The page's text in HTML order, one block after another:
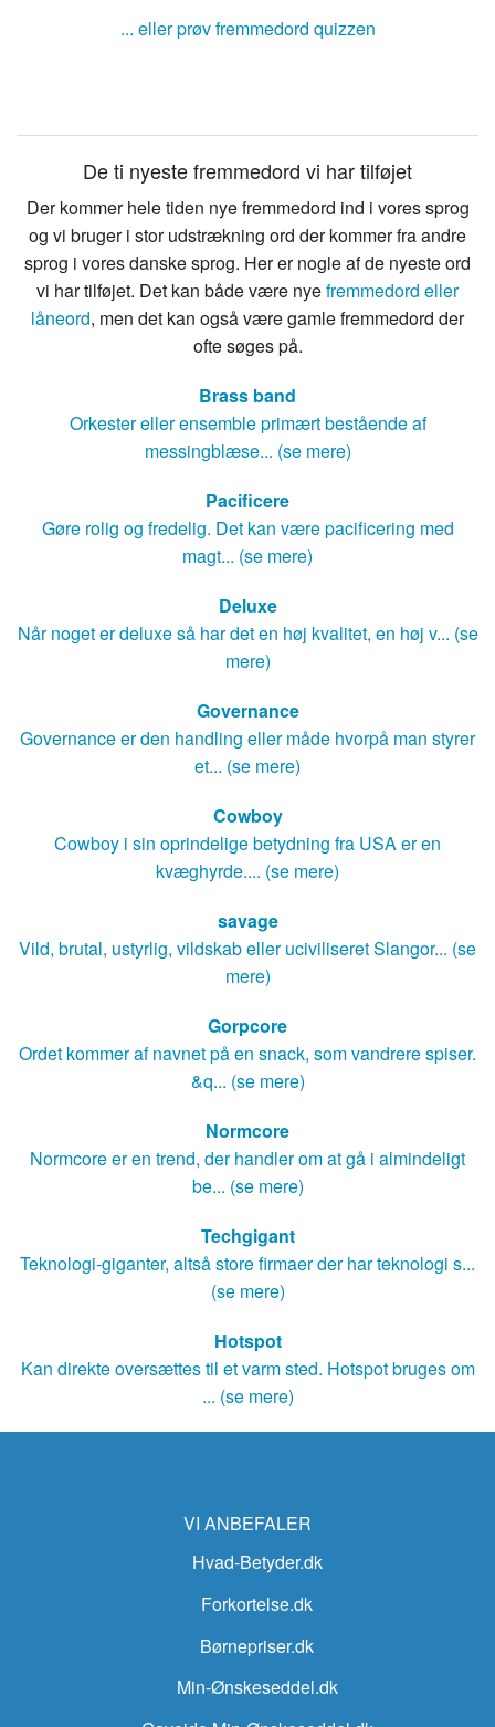
... eller prøv fremmedord quizzen
De ti nyeste fremmedord vi har tilføjet
Der kommer hele tiden nye fremmedord ind i vores sprog
og vi bruger i stor udstrækning ord der kommer fra andre
sprog i vores danske sprog. Her er nogle af de nyeste ord
vi har tilføjet. Det kan både være nyefremmedord eller
låneord, men det kan også være gamle fremmedord der
ofte søges på.
Brass band
Orkester eller ensemble primært bestående af
messingblæse... (se mere)
Pacificere
Gøre rolig og fredelig. Det kan være pacificering med
magt... (se mere)
Deluxe
Når noget er deluxe så har det en høj kvalitet, en høj v... (se
mere)
Governance
Governance er den handling eller måde hvorpå man styrer
et... (se mere)
Cowboy
Cowboy i sin oprindelige betydning fra USA er en
kvæghyrde.... (se mere)
savage
Vild, brutal, ustyrlig, vildskab eller uciviliseret Slangor... (se
mere)
Gorpcore
Ordet kommer af navnet på en snack, som vandrere spiser.
&q... (se mere)
Normcore
Normcore er en trend, der handler om at gå i almindeligt
be... (se mere)
Techgigant
Teknologi-giganter, altså store firmaer der har teknologi s...
(se mere)
Hotspot
Kan direkte oversættes til et varm sted. Hotspot bruges om
... (se mere)
VI ANBEFALER
Hvad-Betyder.dk
Forkortelse.dk
Børnepriser.dk
Min-Ønskeseddel.dk